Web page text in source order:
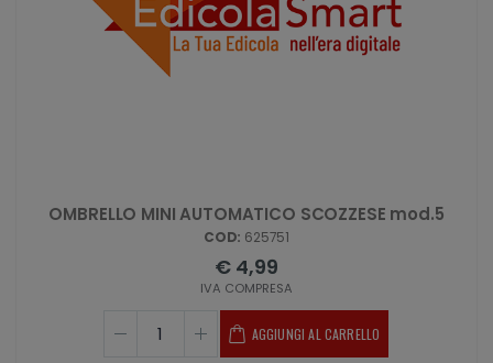
OMBRELLO MINI AUTOMATICO SCOZZESE mod.5
COD: 625751
€ 4,99
IVA COMPRESA
AGGIUNGI AL CARRELLO